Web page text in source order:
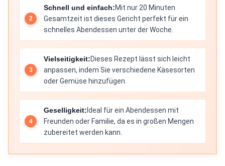
Schnell und einfach:Mit nur 20 Minuten
Gesamtzeit ist dieses Gericht perfekt für ein
schnelles Abendessen unter der Woche.
Vielseitigkeit:Dieses Rezept lässt sich leicht
anpassen, indem Sie verschiedene Käsesorten
oder Gemüse hinzufügen.
Geselligkeit: Ideal für ein Abendessen mit
Freunden oder Familie, da es in großen Mengen
zubereitet werden kann.